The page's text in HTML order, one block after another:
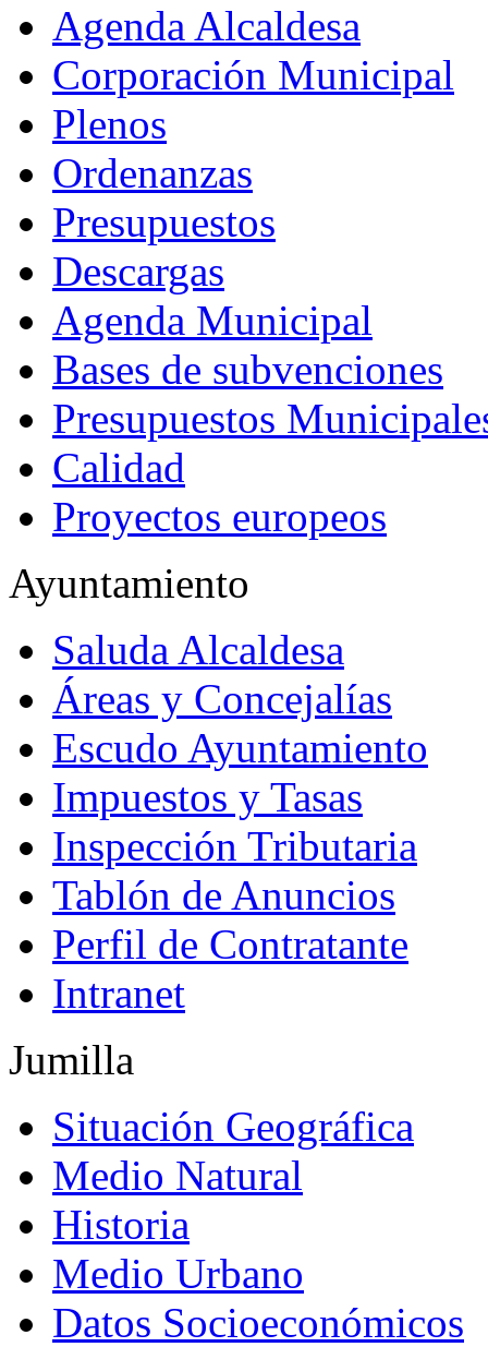
Agenda Alcaldesa
Corporación Municipal
Plenos
Ordenanzas
Presupuestos
Descargas
Agenda Municipal
Bases de subvenciones
Presupuestos
Calidad
Proyectos europeos
Ayuntamiento
Saluda Alcaldesa
Áreas y Concejalías
Escudo Ayuntamiento
Impuestos y Tasas
Inspección Tributaria
Tablón de Anuncios
Perfil de Contratante
Intranet
Jumilla
Situación Geográfica
Medio Natural
Historia
Medio Urbano
Datos Socioeconómicos